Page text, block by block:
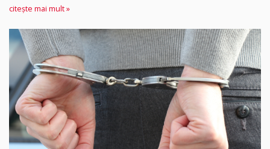
citește mai mult »